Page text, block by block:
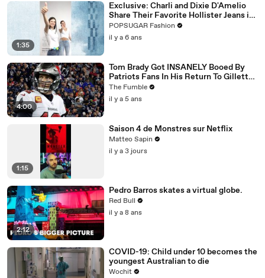
1:35
Exclusive: Charli and Dixie D'Amelio
Share Their Favorite Hollister Jeans in
This New TikTok Dance Challenge
POPSUGAR Fashion
il y a 6 ans
4:00
Tom Brady Got INSANELY Booed By
Patriots Fans In His Return To Gillette
Stadium
The Fumble
il y a 5 ans
1:15
Saison 4 de Monstres sur Netflix
Matteo Sapin
il y a 3 jours
2:12
Pedro Barros skates a virtual globe.
Red Bull
il y a 8 ans
COVID-19: Child under 10 becomes the
youngest Australian to die
Wochit